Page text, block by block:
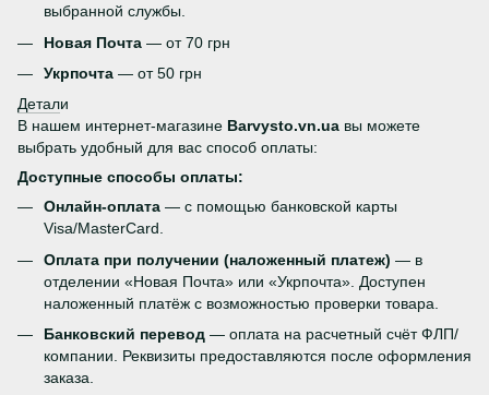
выбранной службы.
Новая Почта — от 70 грн
Укрпочта — от 50 грн
Детали
В нашем интернет-магазине Barvysto.vn.ua вы можете
выбрать удобный для вас способ оплаты:
Доступные способы оплаты:
Онлайн-оплата — с помощью банковской карты
Visa/MasterCard.
Оплата при получении (наложенный платеж) — в
отделении «Новая Почта» или «Укрпочта». Доступен
наложенный платёж с возможностью проверки товара.
Банковский перевод — оплата на расчетный счёт ФЛП/
компании. Реквизиты предоставляются после оформления
заказа.